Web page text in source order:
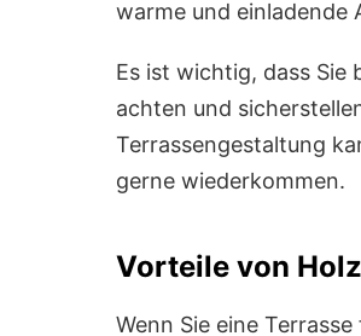
warme und einladende
Es ist wichtig, dass Sie
achten und
Terrassengestaltung
gerne wiederkommen.
Vorteile von
Wenn Sie eine